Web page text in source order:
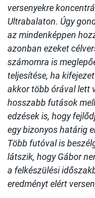
versenyekre
Ultrabalaton. Úgy
az mindenképpen
azonban ezeket
számomra is
teljesítése, ha
akkor több órával lett
hosszabb futások
edzések is, hogy
egy bizonyos határig
Több futóval is
látszik, hogy Gábor
a felkészülési
eredményt elért